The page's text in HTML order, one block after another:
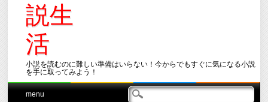
説生
活
小説を読むのに難しい準備はいらない！今からでもすぐに気になる小説
を手に取ってみよう！
Main menu
Skip
menu